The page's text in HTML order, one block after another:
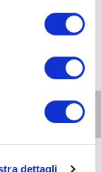
dettagli
età